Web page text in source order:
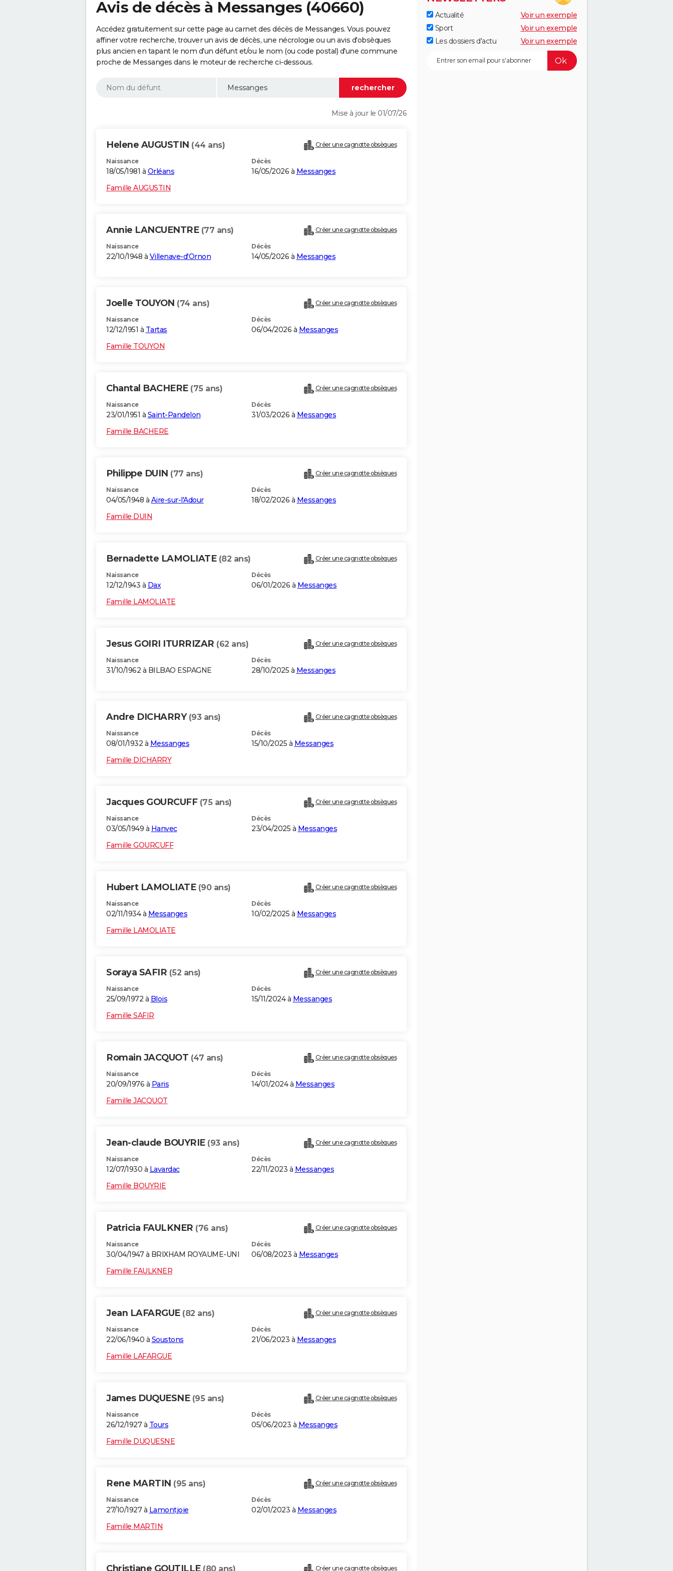
Avis de décès à Messanges (40660)
Accédez gratuitement sur cette page au carnet des décès de Messanges. Vous pouvez
affiner votre recherche, trouver un avis de décès, une nécrologie ou un avis d'obsèques
plus ancien en tapant le nom d'un défunt et/ou le nom (ou code postal) d'une commune
proche de Messanges dans le moteur de recherche ci-dessous.
Mise à jour le 01/07/26
Helene AUGUSTIN (44 ans) Créer une cagnotte obsèques
Naissance
18/05/1981 à Orléans
Décès
16/05/2026 à Messanges
Famille AUGUSTIN
Annie LANCUENTRE (77 ans) Créer une cagnotte obsèques
Naissance
22/10/1948 à Villenave-d'Ornon
Décès
14/05/2026 à Messanges
Joelle TOUYON (74 ans) Créer une cagnotte obsèques
Naissance
12/12/1951 à Tartas
Décès
06/04/2026 à Messanges
Famille TOUYON
Chantal BACHERE (75 ans) Créer une cagnotte obsèques
Naissance
23/01/1951 à Saint-Pandelon
Décès
31/03/2026 à Messanges
Famille BACHERE
Philippe DUIN (77 ans) Créer une cagnotte obsèques
Naissance
04/05/1948 à Aire-sur-l'Adour
Décès
18/02/2026 à Messanges
Famille DUIN
Bernadette LAMOLIATE (82 ans) Créer une cagnotte obsèques
Naissance
12/12/1943 à Dax
Décès
06/01/2026 à Messanges
Famille LAMOLIATE
Jesus GOIRI ITURRIZAR (62 ans) Créer une cagnotte obsèques
Naissance
31/10/1962 à BILBAO ESPAGNE
Décès
28/10/2025 à Messanges
Andre DICHARRY (93 ans) Créer une cagnotte obsèques
Naissance
08/01/1932 à Messanges
Décès
15/10/2025 à Messanges
Famille DICHARRY
Jacques GOURCUFF (75 ans) Créer une cagnotte obsèques
Naissance
03/05/1949 à Hanvec
Décès
23/04/2025 à Messanges
Famille GOURCUFF
Hubert LAMOLIATE (90 ans) Créer une cagnotte obsèques
Naissance
02/11/1934 à Messanges
Décès
10/02/2025 à Messanges
Famille LAMOLIATE
Soraya SAFIR (52 ans) Créer une cagnotte obsèques
Naissance
25/09/1972 à Blois
Décès
15/11/2024 à Messanges
Famille SAFIR
Romain JACQUOT (47 ans) Créer une cagnotte obsèques
Naissance
20/09/1976 à Paris
Décès
14/01/2024 à Messanges
Famille JACQUOT
Jean-claude BOUYRIE (93 ans) Créer une cagnotte obsèques
Naissance
12/07/1930 à Lavardac
Décès
22/11/2023 à Messanges
Famille BOUYRIE
Patricia FAULKNER (76 ans) Créer une cagnotte obsèques
Naissance
30/04/1947 à BRIXHAM ROYAUME-UNI
Décès
06/08/2023 à Messanges
Famille FAULKNER
Jean LAFARGUE (82 ans) Créer une cagnotte obsèques
Naissance
22/06/1940 à Soustons
Décès
21/06/2023 à Messanges
Famille LAFARGUE
James DUQUESNE (95 ans) Créer une cagnotte obsèques
Naissance
26/12/1927 à Tours
Décès
05/06/2023 à Messanges
Famille DUQUESNE
Rene MARTIN (95 ans) Créer une cagnotte obsèques
Naissance
27/10/1927 à Lamontjoie
Décès
02/01/2023 à Messanges
Famille MARTIN
Christiane GOUTILLE (80 ans) Créer une cagnotte obsèques
Actualité
Voir un exemple
Sport
Voir un exemple
Les dossiers d'actu
Voir un exemple